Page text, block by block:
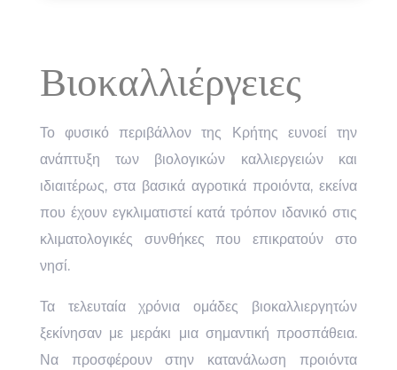
Βιοκαλλιέργειες
Το φυσικό περιβάλλον της Κρήτης ευνοεί την
ανάπτυξη των βιολογικών καλλιεργειών και
ιδιαιτέρως, στα βασικά αγροτικά προιόντα, εκείνα
που έχουν εγκλιματιστεί κατά τρόπον ιδανικό στις
κλιματολογικές συνθήκες που επικρατούν στο
νησί.
Τα τελευταία χρόνια ομάδες βιοκαλλιεργητών
ξεκίνησαν με μεράκι μια σημαντική προσπάθεια.
Να προσφέρουν στην κατανάλωση προιόντα